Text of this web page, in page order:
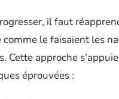
il faut
comme le faisaient les
Cette approche
éprouvées :